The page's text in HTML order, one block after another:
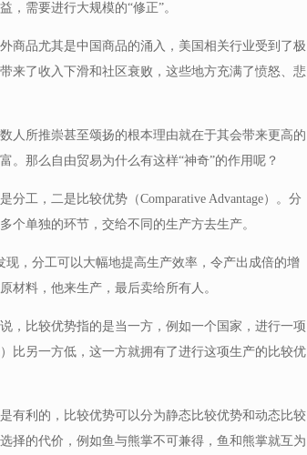
，需要进行大规模的“修正”。
商品尤其是中国商品的涌入，美国相关行业受到了极
来了收入下滑和社区衰败，这些地方充满了愤怒、悲
人所推崇甚至颂扬的根本理由就在于其会带来更高的
。那么自由贸易为什么有这样“神奇”的作用呢？
工，二是比较优势（Comparative Advantage）。分
个单独的环节，交给不同的生产方去生产。
现，分工可以大幅地提高生产效率，令产出成倍的增
材料，他来生产，最后卖给所有人。
，比较优势指的是当一方，例如一个国家，进行一项
比另一方低，这一方就拥有了进行这项生产的比较优
有利的，比较优势可以分为静态比较优势和动态比较
择的代价，例如鱼与熊掌不可兼得，鱼和熊掌就互为